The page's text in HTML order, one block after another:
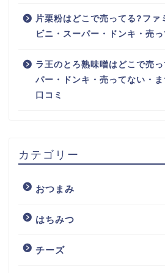
片栗粉はどこで売ってる?ファ
ビニ・スーパー・ドンキ・売
ラ王のとろ熟味噌はどこで売
パー・ドンキ・売ってない・
口コミ
カテゴリー
おつまみ
はちみつ
チーズ